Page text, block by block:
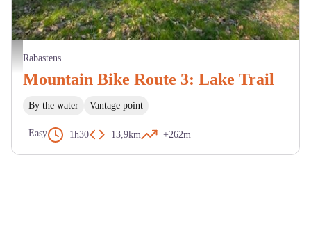
Lac des Auzerals - M. Cazeméa
Rabastens
Mountain Bike Route 3: Lake Trail
By the water Vantage point
Easy 1h30 13,9km +262m